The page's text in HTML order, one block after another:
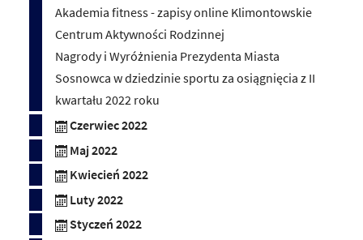
Akademia fitness - zapisy online Klimontowskie
Centrum Aktywności Rodzinnej
Nagrody i Wyróżnienia Prezydenta Miasta
Sosnowca w dziedzinie sportu za osiągnięcia z II
kwartału 2022 roku
Czerwiec 2022
Maj 2022
Kwiecień 2022
Luty 2022
Styczeń 2022